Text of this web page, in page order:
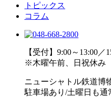
トピックス
コラム
【受付】9:00～13:00／
※木曜午前、日祝休み
ニューシャトル鉄道博
駐車場あり/土曜日も通